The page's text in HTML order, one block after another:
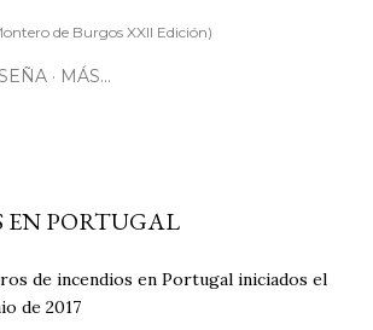
de Burgos XXII Edición)
MÁS…
EN PORTUGAL
de incendios en Portugal iniciados el
de 2017